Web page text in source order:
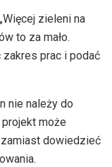
zieleni na
to za mało.
prac i podać
nie należy do
może
dowiedzieć